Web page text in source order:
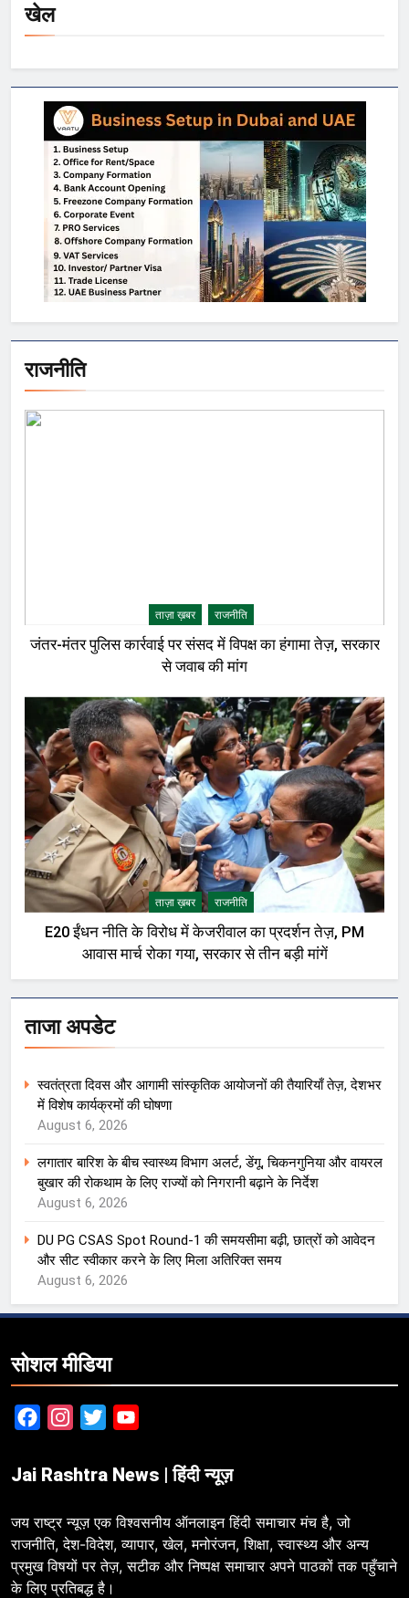
खेल
राजनीति
ताज़ा ख़बर राजनीति
जंतर-मंतर पुलिस कार्रवाई पर संसद में विपक्ष का हंगामा तेज़, सरकार
से जवाब की मांग
ताज़ा ख़बर राजनीति
E20 ईंधन नीति के विरोध में केजरीवाल का प्रदर्शन तेज़, PM
आवास मार्च रोका गया, सरकार से तीन बड़ी मांगें
ताजा अपडेट
स्वतंत्रता दिवस और आगामी सांस्कृतिक आयोजनों की तैयारियाँ तेज़, देशभर
में विशेष कार्यक्रमों की घोषणा
August 6, 2026
लगातार बारिश के बीच स्वास्थ्य विभाग अलर्ट, डेंगू, चिकनगुनिया और वायरल
बुखार की रोकथाम के लिए राज्यों को निगरानी बढ़ाने के निर्देश
August 6, 2026
DU PG CSAS Spot Round-1 की समयसीमा बढ़ी, छात्रों को आवेदन
और सीट स्वीकार करने के लिए मिला अतिरिक्त समय
August 6, 2026
सोशल मीडिया
FacebookInstagram
Twitter
Jai Rashtra News | हिंदी न्यूज़
जय राष्ट्र न्यूज़ एक विश्वसनीय ऑनलाइन हिंदी समाचार मंच है, जो
राजनीति, देश-विदेश, व्यापार, खेल, मनोरंजन, शिक्षा, स्वास्थ्य और अन्य
प्रमुख विषयों पर तेज़, सटीक और निष्पक्ष समाचार अपने पाठकों तक पहुँचाने
के लिए प्रतिबद्ध है।